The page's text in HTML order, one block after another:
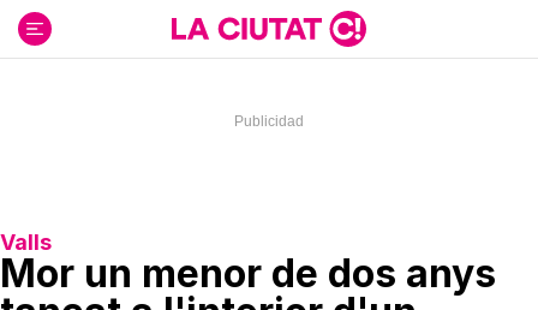
contenido
Valls
Mor un menor de dos anys